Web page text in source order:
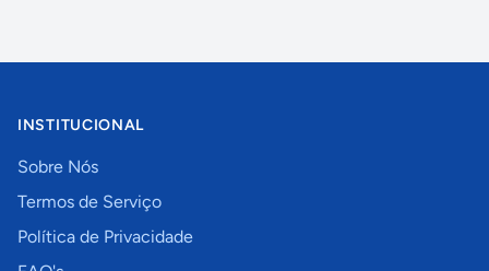
INSTITUCIONAL
Sobre Nós
Termos de Serviço
Política de Privacidade